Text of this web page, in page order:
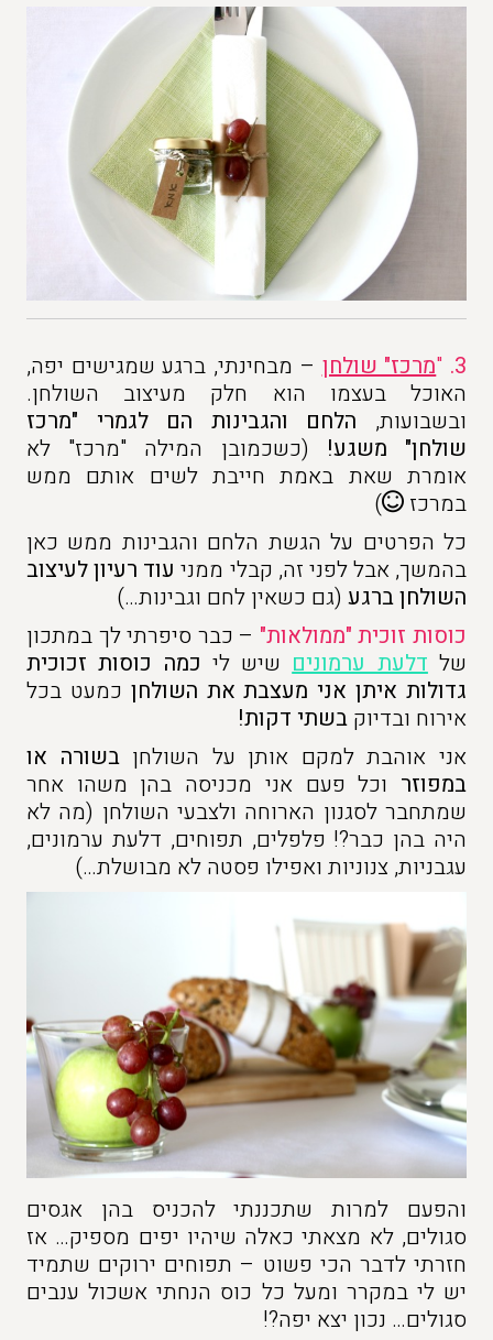
3.
"מרכז" שולחן – מבחינתי, ברגע שמגישים יפה,
האוכל בעצמו הוא חלק מעיצוב השולחן.
ובשבועות, הלחם והגבינות הם לגמרי "מרכז
שולחן" משגע! (כשכמובן המילה "מרכז" לא
אומרת שאת באמת חייבת לשים אותם ממש
במרכז
)
כל הפרטים על הגשת הלחם והגבינות ממש כאן
בהמשך, אבל לפני זה, קבלי ממני עוד רעיון לעיצוב
השולחן ברגע (גם כשאין לחם וגבינות…)
כוסות זוכית "ממולאות" – כבר סיפרתי לך במתכון
של דלעת ערמונים שיש לי כמה כוסות זכוכית
גדולות איתן אני מעצבת את השולחן כמעט בכל
אירוח ובדיוק בשתי דקות!
אני אוהבת למקם אותן על השולחןבשורה או
במפוזר וכל פעם אני מכניסה בהן משהו אחר
שמתחבר לסגנון הארוחה ולצבעי השולחן (מה לא
היה בהן כבר?! פלפלים, תפוחים, דלעת ערמונים,
עגבניות, צנוניות ואפילו פסטה לא מבושלת…)
והפעם למרות שתכננתי להכניס בהן אגסים
סגולים, לא מצאתי כאלה שיהיו יפים מספיק… אז
חזרתי לדבר הכי פשוט – תפוחים ירוקים שתמיד
יש לי במקרר ומעל כל כוס הנחתי אשכול ענבים
סגולים… נכון יצא יפה?!